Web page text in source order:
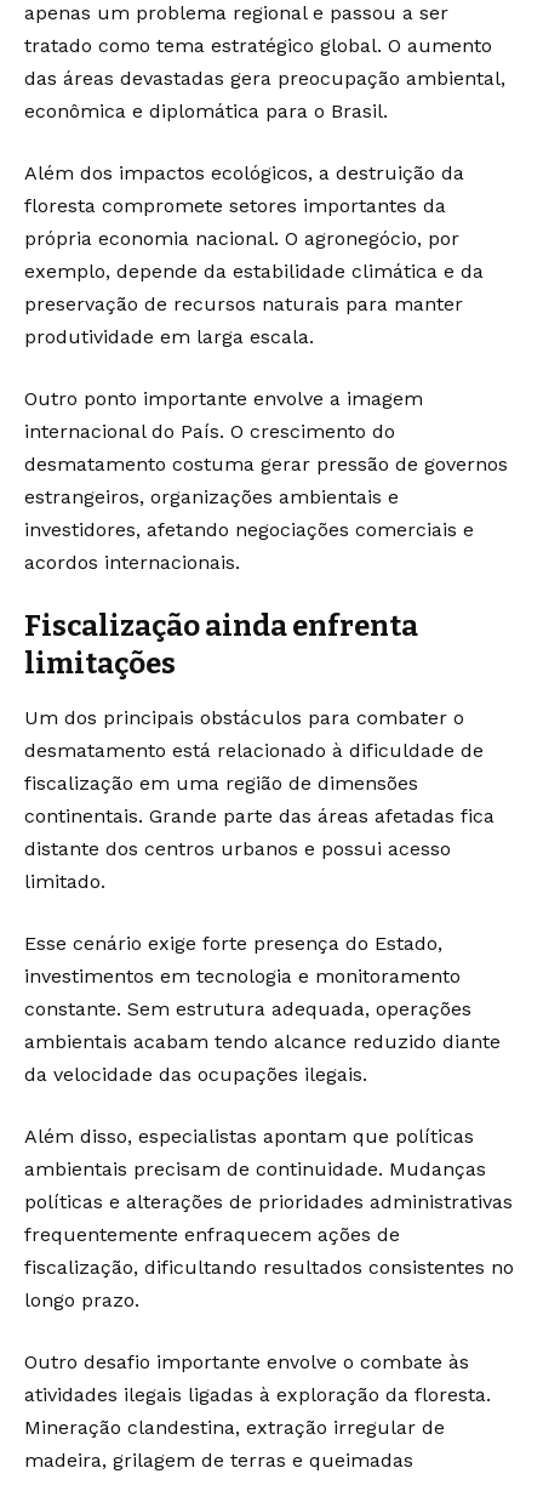
apenas um problema regional e passou a ser
tratado como tema estratégico global. O aumento
das áreas devastadas gera preocupação ambiental,
econômica e diplomática para o Brasil.
Além dos impactos ecológicos, a destruição da
floresta compromete setores importantes da
própria economia nacional. O agronegócio, por
exemplo, depende da estabilidade climática e da
preservação de recursos naturais para manter
produtividade em larga escala.
Outro ponto importante envolve a imagem
internacional do País. O crescimento do
desmatamento costuma gerar pressão de governos
estrangeiros, organizações ambientais e
investidores, afetando negociações comerciais e
acordos internacionais.
Fiscalização ainda enfrenta
limitações
Um dos principais obstáculos para combater o
desmatamento está relacionado à dificuldade de
fiscalização em uma região de dimensões
continentais. Grande parte das áreas afetadas fica
distante dos centros urbanos e possui acesso
limitado.
Esse cenário exige forte presença do Estado,
investimentos em tecnologia e monitoramento
constante. Sem estrutura adequada, operações
ambientais acabam tendo alcance reduzido diante
da velocidade das ocupações ilegais.
Além disso, especialistas apontam que políticas
ambientais precisam de continuidade. Mudanças
políticas e alterações de prioridades administrativas
frequentemente enfraquecem ações de
fiscalização, dificultando resultados consistentes no
longo prazo.
Outro desafio importante envolve o combate às
atividades ilegais ligadas à exploração da floresta.
Mineração clandestina, extração irregular de
madeira, grilagem de terras e queimadas